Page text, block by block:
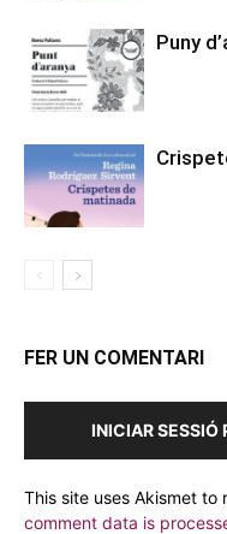
Puny
FER UN COMENTARI
INICIAR SESSIÓ
This site uses Akismet to
comment data is